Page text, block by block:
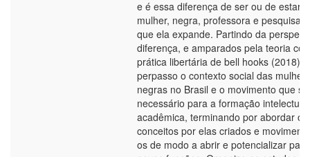
e é essa diferença de ser ou de estar
mulher, negra, professora e
que ela expande. Partindo da
diferença, e amparados pela teoria
prática libertária de bell hooks (2018),
perpasso o contexto social das
negras no Brasil e o movimento que
necessário para a formação intelectual
acadêmica, terminando por abordar os
conceitos por elas criados e
os de modo a abrir e potencializar para